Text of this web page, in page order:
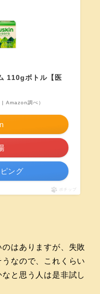
110gボトル【医
Amazon調べ）
ング
ポチップ
はありますが、失敗
なので、これくらい
と思う人は是非試し